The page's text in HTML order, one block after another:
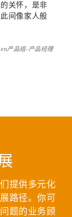
关怀，是非
间像家人般
产品组-产品经理
提供多元化
路径。你可
题的业务顾